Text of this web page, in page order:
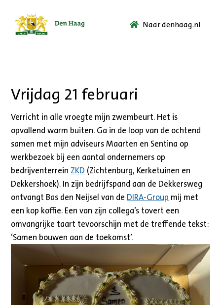
Ga
Naar denhaag.nl
Vrijdag 21 februari
Verricht in alle vroegte mijn zwembeurt. Het is
opvallend warm buiten. Ga in de loop van de ochtend
samen met mijn adviseurs Maarten en Sentina op
werkbezoek bij een aantal ondernemers op
bedrijventerrein ZKD (Zichtenburg, Kerketuinen en
Dekkershoek). In zijn bedrijfspand aan de Dekkersweg
ontvangt Bas den Neijsel van de DIRA-Group mij met
een kop koffie. Een van zijn collega’s tovert een
omvangrijke taart tevoorschijn met de treffende tekst:
‘Samen bouwen aan de toekomst’.